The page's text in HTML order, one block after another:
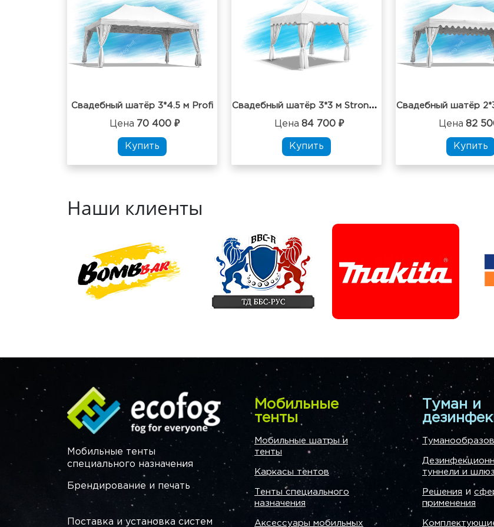
Свадебный шатёр 3*4.5 м Profi
Цена 70 400 ₽
Купить
С
вадебный шатёр 3*3 м Strong Estet фриз с воланом
Цена 84 700 ₽
Купить
Цена 82
Купить
Наши клиенты
Мобильные тенты
специального назначения
Брендирование и печать
Поставка и установка систем
Мобильные
тенты
Мобильные шатры и
тенты
Каркасы тентов
Тенты специального
назначения
Аксессуары мобильных
Туман и
туннели и
Решения и
применения